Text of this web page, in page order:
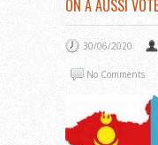
ON A AUSSI
30/06/2020
No Comments